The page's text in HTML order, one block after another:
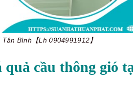
Bình【Lh 0904991912】
cầu thông gió